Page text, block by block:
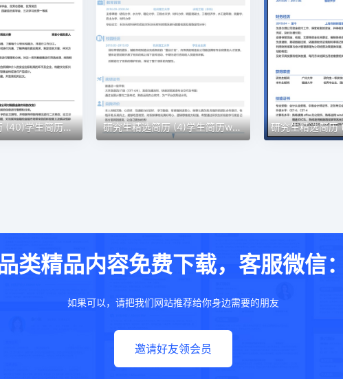
研究生精选简历 (40)学生简历word模板 研究生精选简历 (4)学生简历word模板
类精品内容免费下载，客服微
如果可以，请把我们网站推荐给你身边需要的朋友
邀请好友领会员